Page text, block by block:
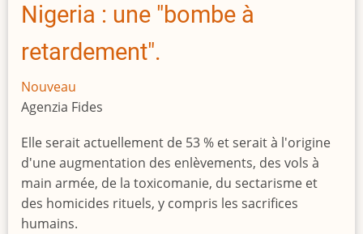
Nigeria : une "bombe à
retardement".
Nouveau
Agenzia Fides
Elle serait actuellement de 53 % et serait à l'origine
d'une augmentation des enlèvements, des vols à
main armée, de la toxicomanie, du sectarisme et
des homicides rituels, y compris les sacrifices
humains.